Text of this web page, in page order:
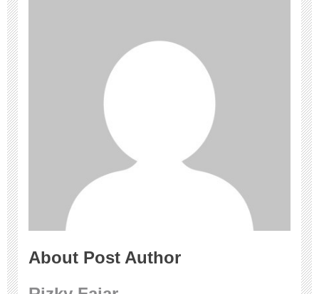
About Post Author